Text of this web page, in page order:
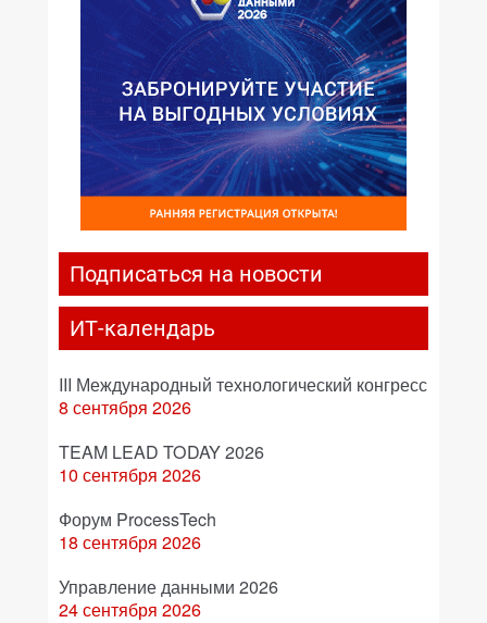
Подписаться на новости
ИТ-календарь
III Международный технологический конгресс
8 сентября 2026
TEAM LEAD TODAY 2026
10 сентября 2026
Форум ProcessTech
18 сентября 2026
Управление данными 2026
24 сентября 2026